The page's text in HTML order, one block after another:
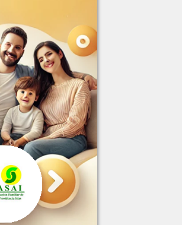
2025.pdf
2025.PDF
2025.PDF
001-2024.pdf
002-2024.pdf
002-2024.pdf